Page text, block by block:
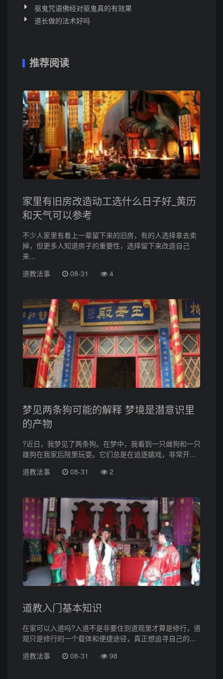
驱鬼咒语佛经对驱鬼真的有效果
道长做的法术好吗
推荐阅读
家里有旧房改造动工选什么日子好_黄历
和天气可以参考
不少人家里有着上一辈留下来的旧房，有的人选择拿去卖
掉，但更多人知道房子的重要性，选择留下来改造自己
来...
道教法事
08-31 4
梦见两条狗可能的解释 梦境是潜意识里
的产物
?近日，我梦见了两条狗。在梦中，我看到一只雌狗和一只
雄狗在我家后院里玩耍。它们总是在追逐嬉戏，非常开...
道教法事
08-31 2
道教入门基本知识
在家可以入道吗?入道不是非要住到道观里才算是修行，道
观只是修行的一个载体和便捷途径，真正想追寻自己的...
道教法事
08-31 98